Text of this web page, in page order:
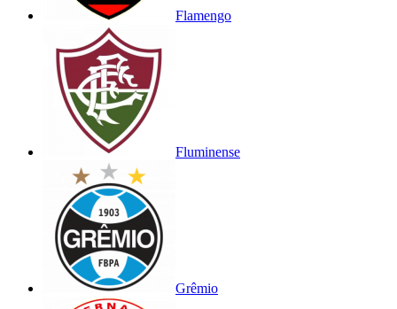
Flamengo
Fluminense
Grêmio